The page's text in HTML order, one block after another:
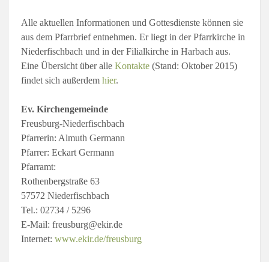
Alle aktuellen Informationen und Gottesdienste können sie
aus dem Pfarrbrief entnehmen. Er liegt in der Pfarrkirche in
Niederfischbach und in der Filialkirche in Harbach aus.
Eine Übersicht über alle Kontakte (Stand: Oktober 2015)
findet sich außerdem hier.
Ev. Kirchengemeinde
Freusburg-Niederfischbach
Pfarrerin: Almuth Germann
Pfarrer: Eckart Germann
Pfarramt:
Rothenbergstraße 63
57572 Niederfischbach
Tel.: 02734 / 5296
E-Mail: freusburg@ekir.de
Internet: www.ekir.de/freusburg